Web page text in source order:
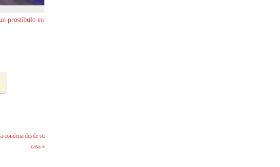
prostíbulo en
condena desde su
casa»